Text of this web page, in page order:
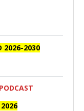
2026-2030